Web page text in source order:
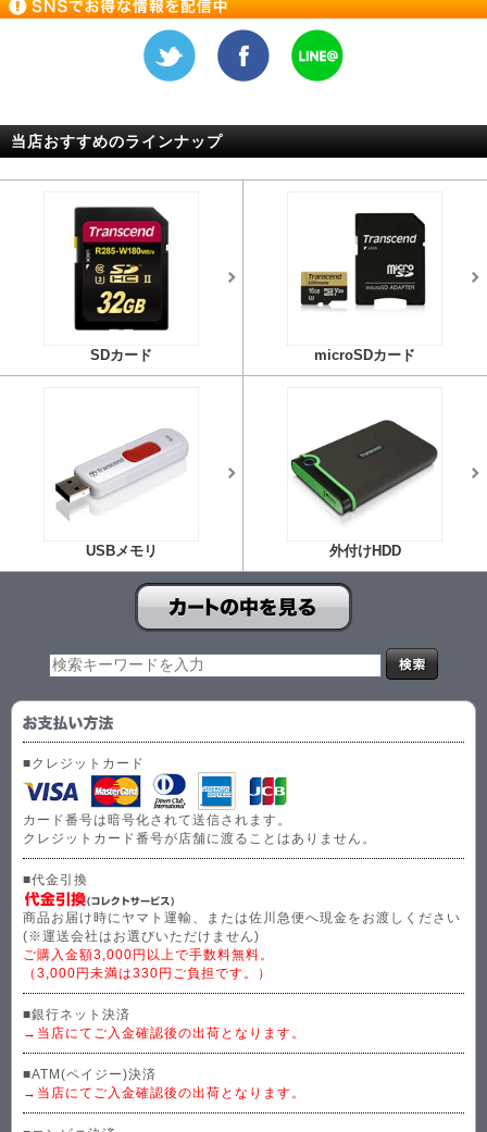
当店おすすめのラインナップ
SDカード microSDカード
USBメモリ 外付けHDD
■クレジットカード
カード番号は暗号化されて送信されます。
クレジットカード番号が店舗に渡ることはありません。
■代金引換
商品お届け時にヤマト運輸、または佐川急便へ現金をお渡しください
(※運送会社はお選びいただけません)
ご購入金額3,000円以上で手数料無料。
（3,000円未満は330円ご負担です。）
■銀行ネット決済
→当店にてご入金確認後の出荷となります。
■ATM(ペイジー)決済
→当店にてご入金確認後の出荷となります。